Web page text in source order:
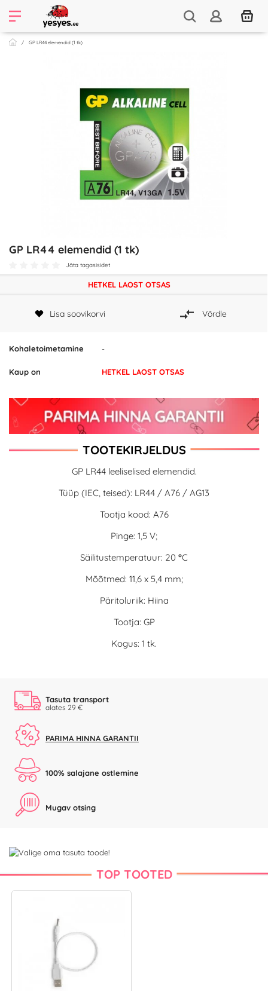
GP LR44 elemendid (1 tk)
GP LR44 elemendid (1 tk)
Jäta tagasisidet
Kohaletoimetamine -
Kaup on HETKEL LAOST OTSAS
HETKEL LAOST OTSAS
Lisa soovikorvi Võrdle
TOOTEKIRJELDUS
GP LR44 leeliselised elemendid.
Tüüp (IEC, teised): LR44 / A76 / AG13
Tootja kood: A76
Pinge: 1,5 V;
Säilitustemperatuur: 20 °C
Mõõtmed: 11,6 x 5,4 mm;
Päritoluriik: Hiina
Tootja: GP
Kogus: 1 tk.
Tasuta transport
alates 29 €
PARIMA HINNA GARANTII
100% salajane ostlemine
Mugav otsing
TOP TOOTED